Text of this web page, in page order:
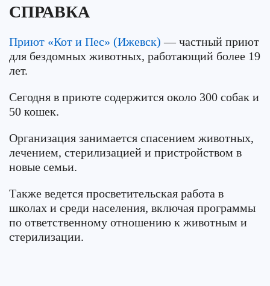
СПРАВКА
Приют «Кот и Пес» (Ижевск) — частный приют
для бездомных животных, работающий более 19
лет.
Сегодня в приюте содержится около 300 собак и
50 кошек.
Организация занимается спасением животных,
лечением, стерилизацией и пристройством в
новые семьи.
Также ведется просветительская работа в
школах и среди населения, включая программы
по ответственному отношению к животным и
стерилизации.